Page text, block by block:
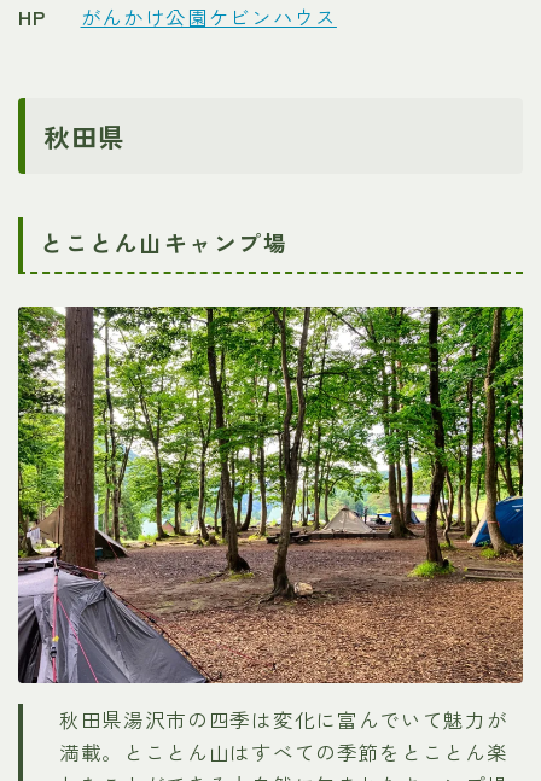
HP
がんかけ公園ケビンハウス
秋田県
とことん山キャンプ場
秋田県湯沢市の四季は変化に富んでいて魅力が
満載。とことん山はすべての季節をとことん楽